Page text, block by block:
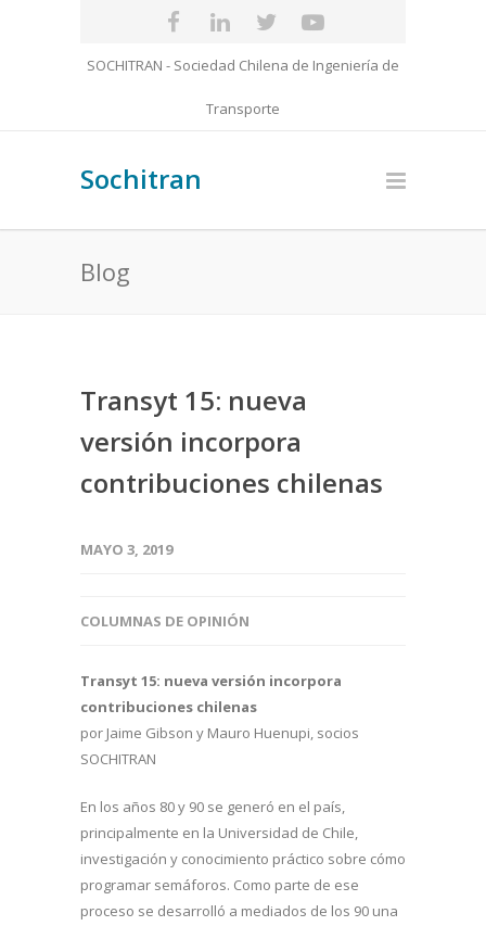
SOCHITRAN - Sociedad Chilena de Ingeniería de
Transporte
Sochitran
Blog
Transyt 15: nueva
versión incorpora
contribuciones chilenas
MAYO 3, 2019
COLUMNAS DE OPINIÓN
Transyt 15: nueva versión incorpora
contribuciones chilenas
por Jaime Gibson y Mauro Huenupi, socios
SOCHITRAN
En los años 80 y 90 se generó en el país,
principalmente en la Universidad de Chile,
investigación y conocimiento práctico sobre cómo
programar semáforos. Como parte de ese
proceso se desarrolló a mediados de los 90 una